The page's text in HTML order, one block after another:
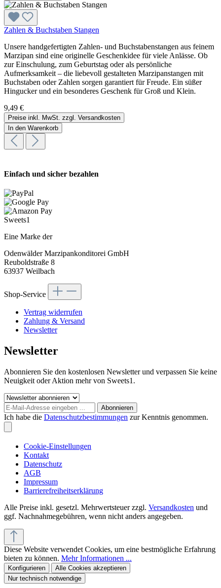
Zahlen & Buchstaben Stangen
Unsere handgefertigten Zahlen- und Buchstabenstangen aus feinem
Marzipan sind eine originelle Geschenkidee für viele Anlässe. Ob
zur Einschulung, zum Geburtstag oder als persönliche
Aufmerksamkeit – die liebevoll gestalteten Marzipanstangen mit
Buchstaben oder Zahlen sorgen garantiert für Freude. Ein süßer
Hingucker und ein besonderes Geschenk für Groß und Klein.
9,49 €
Preise inkl. MwSt. zzgl. Versandkosten
In den Warenkorb
Einfach und sicher bezahlen
Sweets1
Eine Marke der
Odenwälder Marzipankonditorei GmbH
Reuboldstraße 8
63937 Weilbach
Shop-Service
Vertrag widerrufen
Zahlung & Versand
Newsletter
Newsletter
Abonnieren Sie den kostenlosen Newsletter und verpassen Sie keine
Neuigkeit oder Aktion mehr von Sweets1.
Abonnieren
Ich habe die Datenschutzbestimmungen zur Kenntnis genommen.
Cookie-Einstellungen
Kontakt
Datenschutz
AGB
Impressum
Barrierefreiheitserklärung
Alle Preise inkl. gesetzl. Mehrwertsteuer zzgl. Versandkosten und
ggf. Nachnahmegebühren, wenn nicht anders angegeben.
Diese Website verwendet Cookies, um eine bestmögliche Erfahrung
bieten zu können. Mehr Informationen ...
Konfigurieren
Alle Cookies akzeptieren
Nur technisch notwendige